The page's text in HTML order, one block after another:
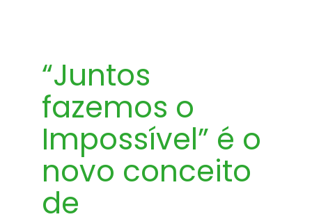
“Juntos
fazemos o
Impossível” é o
novo conceito
de